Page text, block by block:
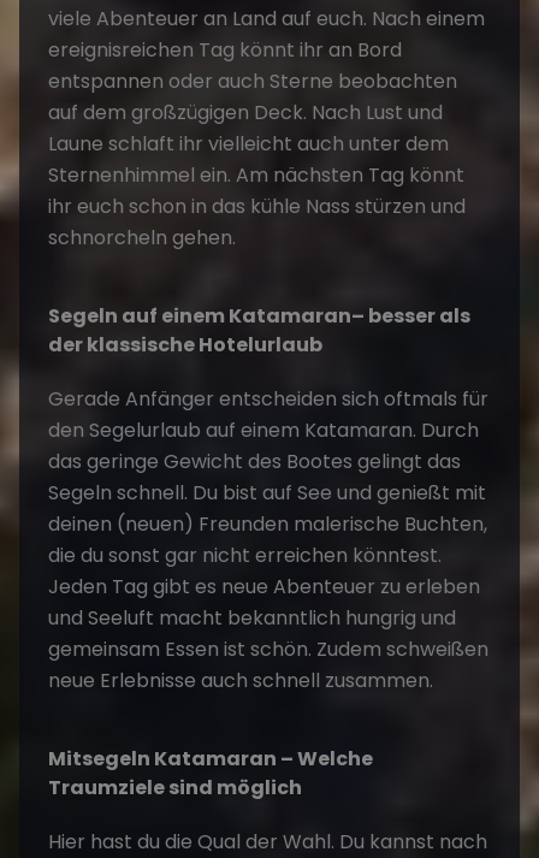
viele Abenteuer an Land auf euch. Nach einem
ereignisreichen Tag könnt ihr an Bord
entspannen oder auch Sterne beobachten
auf dem großzügigen Deck. Nach Lust und
Laune schlaft ihr vielleicht auch unter dem
Sternenhimmel ein. Am nächsten Tag könnt
ihr euch schon in das kühle Nass stürzen und
schnorcheln gehen.
Segeln auf einem Katamaran– besser als
der klassische Hotelurlaub
Gerade Anfänger entscheiden sich oftmals für
den Segelurlaub auf einem Katamaran. Durch
das geringe Gewicht des Bootes gelingt das
Segeln schnell. Du bist auf See und genießt mit
deinen (neuen) Freunden malerische Buchten,
die du sonst gar nicht erreichen könntest.
Jeden Tag gibt es neue Abenteuer zu erleben
und Seeluft macht bekanntlich hungrig und
gemeinsam Essen ist schön. Zudem schweißen
neue Erlebnisse auch schnell zusammen.
Mitsegeln Katamaran – Welche
Traumziele sind möglich
Hier hast du die Qual der Wahl. Du kannst nach